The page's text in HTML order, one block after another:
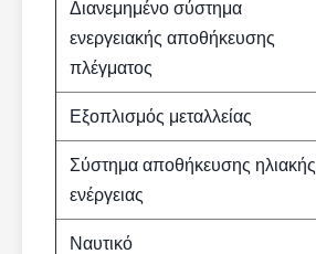
Διανεμημένο σύστημα
ενεργειακής αποθήκευσης
πλέγματος
Εξοπλισμός μεταλλείας
Σύστημα αποθήκευσης ηλιακής
ενέργειας
Ναυτικό